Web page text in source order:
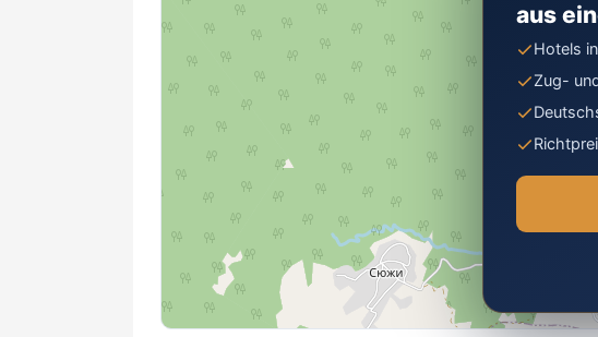
aus
Hotels
Zug-